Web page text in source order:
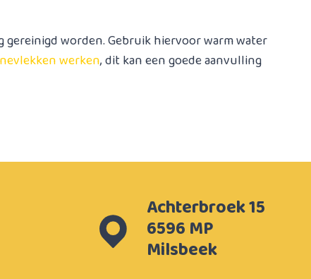
worden. Gebruik hiervoor warm water
werken, dit kan een goede aanvulling
Achterbroek 15
6596 MP
Milsbeek